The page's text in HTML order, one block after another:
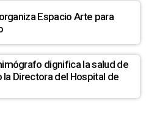
Espacio Arte para
dignifica la salud de
la Directora del Hospital de